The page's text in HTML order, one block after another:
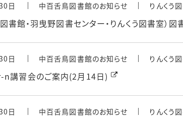
日 中百舌鳥図書館のお知らせ りんくう
書館・羽曳野図書センター・りんくう図書室
日 中百舌鳥図書館のお知らせ りんくう
講習会のご案内(2月14日)
日 中百舌鳥図書館のお知らせ りんくう